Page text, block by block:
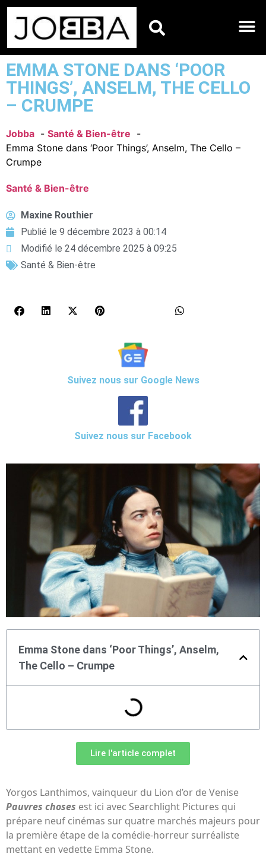
EMMA STONE DANS ‘POOR
THINGS’, ANSELM, THE CELLO
– CRUMPE
Jobba
Santé & Bien-être
Emma Stone dans ‘Poor Things’, Anselm, The Cello –
Crumpe
Santé & Bien-être
Maxine Routhier
Publié le 9 décembre 2023 à 00:14
Modifié le 24 décembre 2025 à 09:25
Santé & Bien-être
Suivez nous sur Google News
Suivez nous sur Facebook
Emma Stone dans ‘Poor Things’, Anselm,
The Cello – Crumpe
Lire l'article complet
Yorgos Lanthimos, vainqueur du Lion d’or de Venise
Pauvres choses est ici avec Searchlight Pictures qui
prépare neuf cinémas sur quatre marchés majeurs pour
la première étape de la comédie-horreur surréaliste
mettant en vedette Emma Stone.